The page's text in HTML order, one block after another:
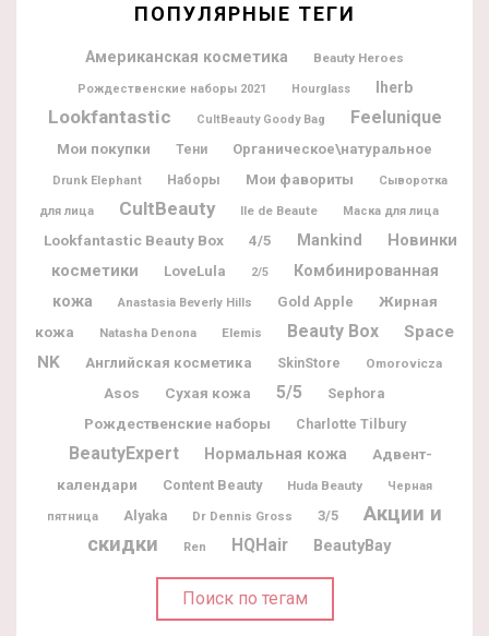
ПОПУЛЯРНЫЕ ТЕГИ
Американская косметика Beauty Heroes
Рождественские наборы 2021 Hourglass Iherb
Lookfantastic CultBeauty Goody Bag Feelunique
Мои покупки Тени Органическое\натуральное
Drunk Elephant Наборы Мои фавориты Сыворотка
для лица CultBeauty Ile de Beaute Маска для лица
Lookfantastic Beauty Box 4/5 Mankind
Новинки
косметики
LoveLula 2/5
Комбинированная
кожа
Anastasia Beverly Hills Gold Apple
Жирная
кожа
Natasha Denona Elemis Beauty Box
Space
NK
Английская косметика SkinStore Omorovicza
Asos Сухая кожа 5/5 Sephora
Рождественские наборы Charlotte Tilbury
BeautyExpert Нормальная кожа
Адвент-
календари
Content Beauty Huda Beauty Черная
пятница Alyaka Dr Dennis Gross 3/5
Акции и
скидки
Ren HQHair BeautyBay
Поиск по тегам